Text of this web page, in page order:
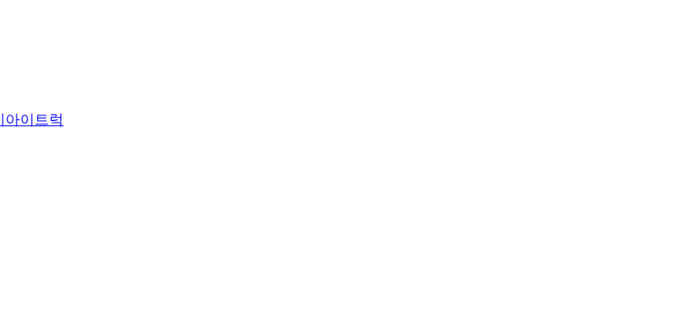
아이트럭